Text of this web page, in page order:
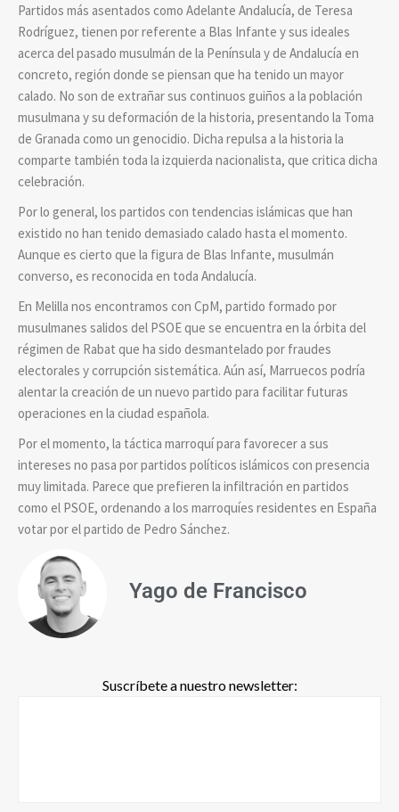
Partidos más asentados como Adelante Andalucía, de Teresa
Rodríguez, tienen por referente a Blas Infante y sus ideales
acerca del pasado musulmán de la Península y de Andalucía en
concreto, región donde se piensan que ha tenido un mayor
calado. No son de extrañar sus continuos guiños a la población
musulmana y su deformación de la historia, presentando la Toma
de Granada como un genocidio. Dicha repulsa a la historia la
comparte también toda la izquierda nacionalista, que critica dicha
celebración.
Por lo general, los partidos con tendencias islámicas que han
existido no han tenido demasiado calado hasta el momento.
Aunque es cierto que la figura de Blas Infante, musulmán
converso, es reconocida en toda Andalucía.
En Melilla nos encontramos con CpM, partido formado por
musulmanes salidos del PSOE que se encuentra en la órbita del
régimen de Rabat que ha sido desmantelado por fraudes
electorales y corrupción sistemática. Aún así, Marruecos podría
alentar la creación de un nuevo partido para facilitar futuras
operaciones en la ciudad española.
Por el momento, la táctica marroquí para favorecer a sus
intereses no pasa por partidos políticos islámicos con presencia
muy limitada. Parece que prefieren la infiltración en partidos
como el PSOE, ordenando a los marroquíes residentes en España
votar por el partido de Pedro Sánchez.
Yago de Francisco
Suscríbete a nuestro newsletter: